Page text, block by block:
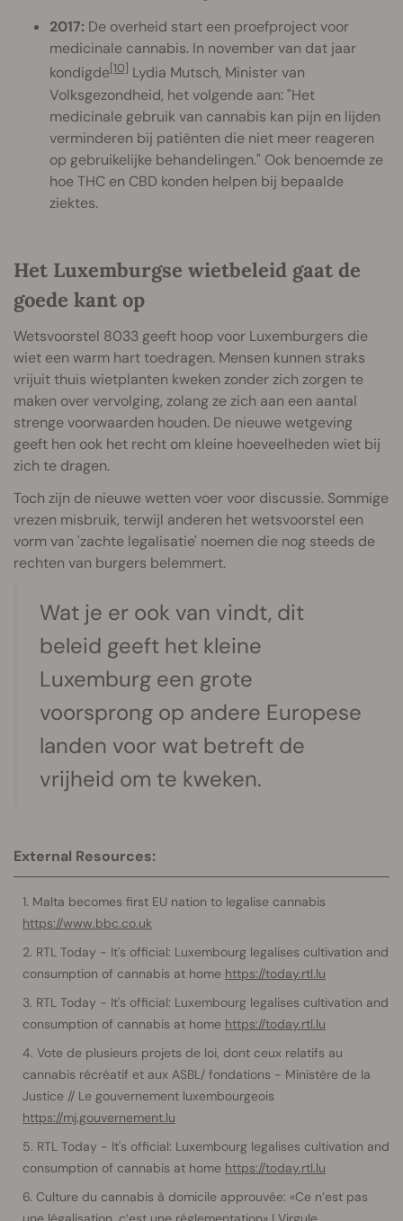
2017: De overheid start een proefproject voor
medicinale cannabis. In november van dat jaar
kondigde[10] Lydia Mutsch, Minister van
Volksgezondheid, het volgende aan: "Het
medicinale gebruik van cannabis kan pijn en lijden
verminderen bij patiënten die niet meer reageren
op gebruikelijke behandelingen." Ook benoemde ze
hoe THC en CBD konden helpen bij bepaalde
ziektes.
Het Luxemburgse wietbeleid gaat de
goede kant op
Wetsvoorstel 8033 geeft hoop voor Luxemburgers die
wiet een warm hart toedragen. Mensen kunnen straks
vrijuit thuis wietplanten kweken zonder zich zorgen te
maken over vervolging, zolang ze zich aan een aantal
strenge voorwaarden houden. De nieuwe wetgeving
geeft hen ook het recht om kleine hoeveelheden wiet bij
zich te dragen.
Toch zijn de nieuwe wetten voer voor discussie. Sommige
vrezen misbruik, terwijl anderen het wetsvoorstel een
vorm van 'zachte legalisatie' noemen die nog steeds de
rechten van burgers belemmert.
Wat je er ook van vindt, dit
beleid geeft het kleine
Luxemburg een grote
voorsprong op andere Europese
landen voor wat betreft de
vrijheid om te kweken.
External Resources:
Malta becomes first EU nation to legalise cannabis
https://www.bbc.co.uk
RTL Today - It's official: Luxembourg legalises cultivation and
consumption of cannabis at home https://today.rtl.lu
RTL Today - It's official: Luxembourg legalises cultivation and
consumption of cannabis at home https://today.rtl.lu
Vote de plusieurs projets de loi, dont ceux relatifs au
cannabis récréatif et aux ASBL/ fondations - Ministère de la
Justice // Le gouvernement luxembourgeois
https://mj.gouvernement.lu
RTL Today - It's official: Luxembourg legalises cultivation and
consumption of cannabis at home https://today.rtl.lu
Culture du cannabis à domicile approuvée: «Ce n’est pas